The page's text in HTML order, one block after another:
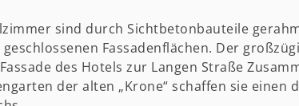
sind durch Sichtbetonbauteile
Fassadenflächen. Der
des Hotels zur Langen Straße
der alten „Krone“ schaffen sie